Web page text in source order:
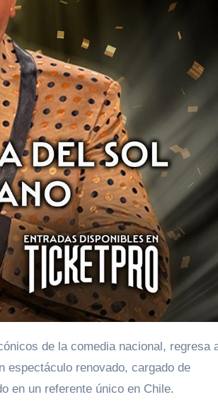
espectáculo renovado, cargado de
en un referente único en Chile.